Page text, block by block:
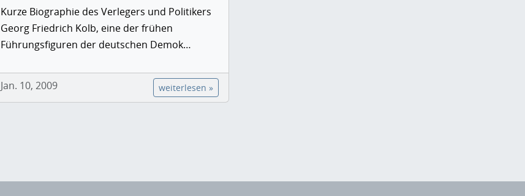
Kurze Biographie des Verlegers und Politikers
Georg Friedrich Kolb, eine der frühen
Führungsfiguren der deutschen Demok…
Jan. 10, 2009 weiterlesen »